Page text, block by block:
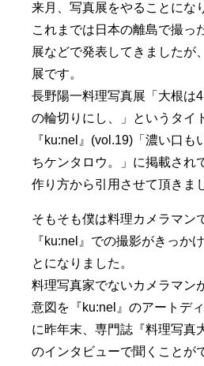
来月、写真展をやることにな
これまでは日本の離島で撮っ
展などで発表してきましたが
展です。
長野陽一料理写真展「大根は
の輪切りにし、」というタイ
『ku:nel』(vol.19)「濃い口も
ちケンタロウ。」に掲載され
作り方から引用させて頂きま
そもそも僕は料理カメラマン
『ku:nel』での撮影がきっか
とになりました。
料理写真家でないカメラマン
意図を『ku:nel』のアートデ
に昨年末、専門誌『料理写真
のインタビューで聞くことが